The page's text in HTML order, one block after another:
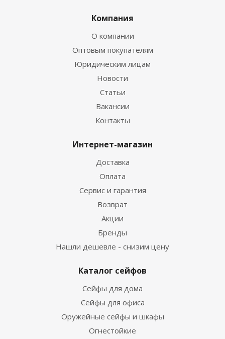
Компания
О компании
Оптовым покупателям
Юридическим лицам
Новости
Статьи
Вакансии
Контакты
Интернет-магазин
Доставка
Оплата
Сервис и гарантия
Возврат
Акции
Бренды
Нашли дешевле - снизим цену
Каталог сейфов
Сейфы для дома
Сейфы для офиса
Оружейные сейфы и шкафы
Огнестойкие